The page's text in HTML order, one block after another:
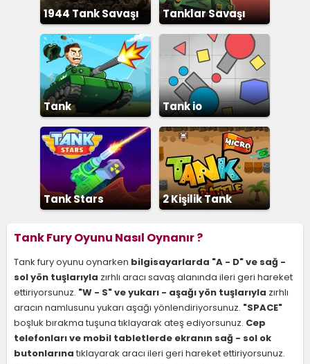
1944 Tank Savaşı Tanklar Savaşı
Tank Tank io
Tank Stars
2 Kişilik Tank
Tank Fury Oyunu Nasıl Oynanır ?
Tank fury oyunu oynarken bilgisayarlarda "A - D" ve sağ -
sol yön tuşlarıyla zırhlı aracı savaş alanında ileri geri hareket
ettiriyorsunuz. "W - S" ve yukarı - aşağı yön tuşlarıyla zırhlı
aracın namlusunu yukarı aşağı yönlendiriyorsunuz. "SPACE"
boşluk bırakma tuşuna tıklayarak ateş ediyorsunuz. Cep
telefonları ve mobil tabletlerde ekranın sağ - sol ok
butonlarına tıklayarak aracı ileri geri hareket ettiriyorsunuz.